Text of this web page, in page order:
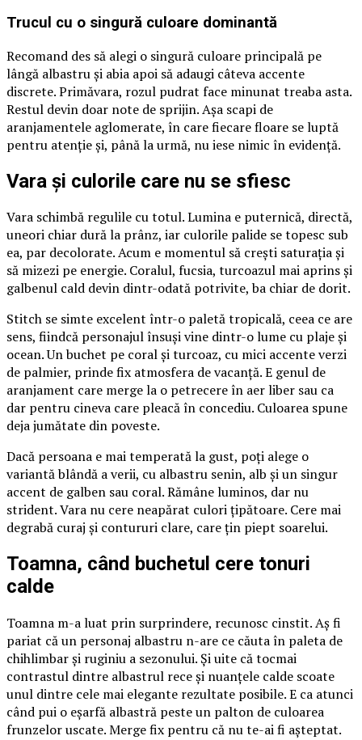
Trucul cu o singură culoare dominantă
Recomand des să alegi o singură culoare principală pe
lângă albastru și abia apoi să adaugi câteva accente
discrete. Primăvara, rozul pudrat face minunat treaba asta.
Restul devin doar note de sprijin. Așa scapi de
aranjamentele aglomerate, în care fiecare floare se luptă
pentru atenție și, până la urmă, nu iese nimic în evidență.
Vara și culorile care nu se sfiesc
Vara schimbă regulile cu totul. Lumina e puternică, directă,
uneori chiar dură la prânz, iar culorile palide se topesc sub
ea, par decolorate. Acum e momentul să crești saturația și
să mizezi pe energie. Coralul, fucsia, turcoazul mai aprins și
galbenul cald devin dintr-odată potrivite, ba chiar de dorit.
Stitch se simte excelent într-o paletă tropicală, ceea ce are
sens, fiindcă personajul însuși vine dintr-o lume cu plaje și
ocean. Un buchet pe coral și turcoaz, cu mici accente verzi
de palmier, prinde fix atmosfera de vacanță. E genul de
aranjament care merge la o petrecere în aer liber sau ca
dar pentru cineva care pleacă în concediu. Culoarea spune
deja jumătate din poveste.
Dacă persoana e mai temperată la gust, poți alege o
variantă blândă a verii, cu albastru senin, alb și un singur
accent de galben sau coral. Rămâne luminos, dar nu
strident. Vara nu cere neapărat culori țipătoare. Cere mai
degrabă curaj și contururi clare, care țin piept soarelui.
Toamna, când buchetul cere tonuri
calde
Toamna m-a luat prin surprindere, recunosc cinstit. Aș fi
pariat că un personaj albastru n-are ce căuta în paleta de
chihlimbar și ruginiu a sezonului. Și uite că tocmai
contrastul dintre albastrul rece și nuanțele calde scoate
unul dintre cele mai elegante rezultate posibile. E ca atunci
când pui o eșarfă albastră peste un palton de culoarea
frunzelor uscate. Merge fix pentru că nu te-ai fi așteptat.